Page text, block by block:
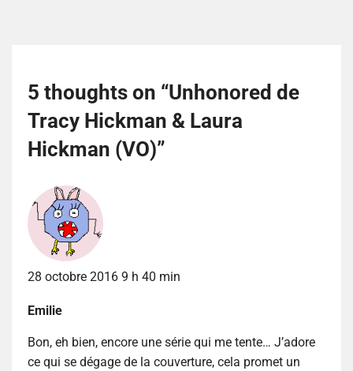
5 thoughts on “Unhonored de
Tracy Hickman & Laura
Hickman (VO)”
28 octobre 2016 9 h 40 min
Emilie
Bon, eh bien, encore une série qui me tente… J’adore
ce qui se dégage de la couverture, cela promet un